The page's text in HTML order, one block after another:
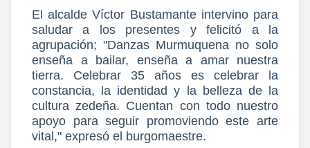
El alcalde Víctor Bustamante intervino para
saludar a los presentes y felicitó a la
agrupación; "Danzas Murmuquena no solo
enseña a bailar, enseña a amar nuestra
tierra. Celebrar 35 años es celebrar la
constancia, la identidad y la belleza de la
cultura zedeña. Cuentan con todo nuestro
apoyo para seguir promoviendo este arte
vital," expresó el burgomaestre.